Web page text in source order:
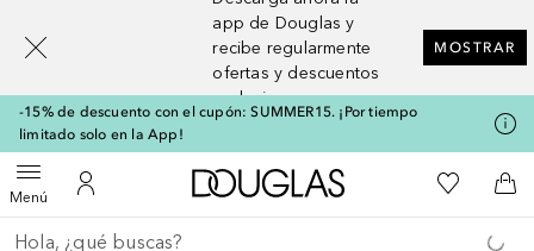
app de Douglas y
recibe regularmente
ofertas y descuentos
exclusivos
MOSTRAR
-15% de descuento con el cupón: SUMMER15. ¡Por tiempo
limitado solo en la App!
MenúAbrir menúMi cuenta
A Douglas HomeMi lista de
A
Regresar
Ejecutar búsqueda
[navigation.slideout.screenreader]